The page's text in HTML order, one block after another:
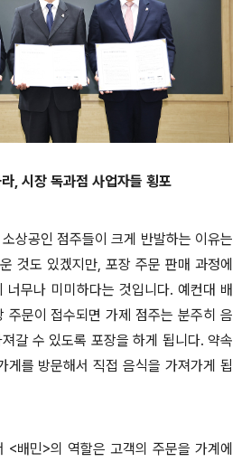
, 시장 독과점 사업자들 횡포
상공인 점주들이 크게 반발하는 이유는
것도 있겠지만, 포장 주문 판매 과정에
너무나 미미하다는 것입니다. 예컨대 배
주문이 접수되면 가제 점주는 분주히 음
갈 수 있도록 포장을 하게 됩니다.약속
게를 방문해서 직접 음식을 가져가게 됩
<배민>의 역할은 고객의 주문을 가계에